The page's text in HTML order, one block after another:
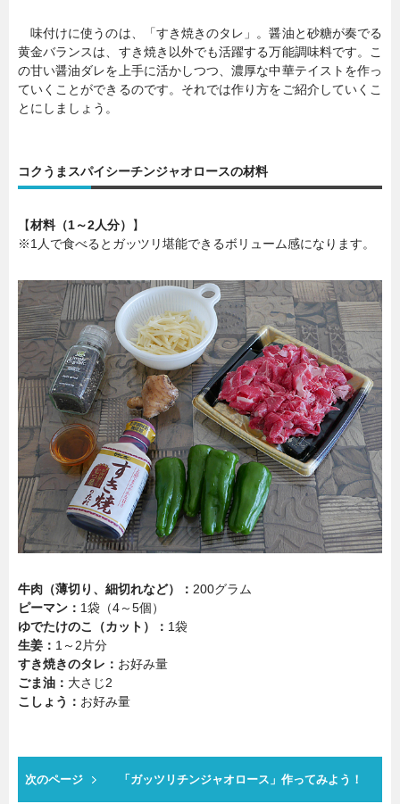
味付けに使うのは、「すき焼きのタレ」。醤油と砂糖が奏でる
黄金バランスは、すき焼き以外でも活躍する万能調味料です。こ
の甘い醤油ダレを上手に活かしつつ、濃厚な中華テイストを作っ
ていくことができるのです。それでは作り方をご紹介していくこ
とにしましょう。
コクうまスパイシーチンジャオロースの材料
【材料（1～2人分）
】
※1人で食べるとガッツリ堪能できるボリューム感になります。
牛肉（薄切り、細切れなど）： 200グラム
ピーマン： 1袋（4～5個）
ゆでたけのこ（カット）： 1袋
生姜： 1～2片分
すき焼きのタレ： お好み量
ごま油： 大さじ2
こしょう： お好み量
次のページ 「ガッツリチンジャオロース」作ってみよう！